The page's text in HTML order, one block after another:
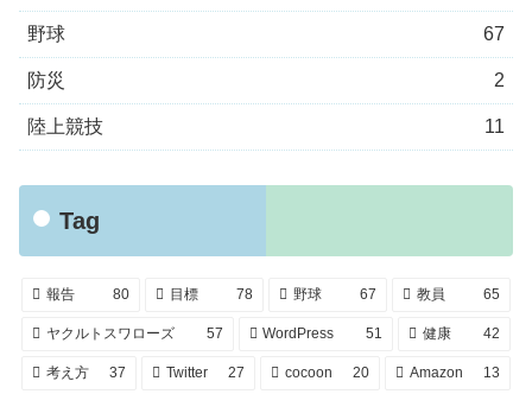
野球 67
防災 2
陸上競技 11
Tag
報告 80 目標 78 野球 67 教員 65
ヤクルトスワローズ 57 WordPress 51 健康 42
考え方 37 Twitter 27 cocoon 20 Amazon 13